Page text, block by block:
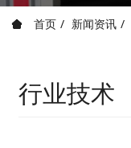
首页 新闻资讯
行业技术